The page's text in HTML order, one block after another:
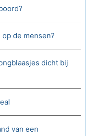
de mensen?
dicht bij
van een